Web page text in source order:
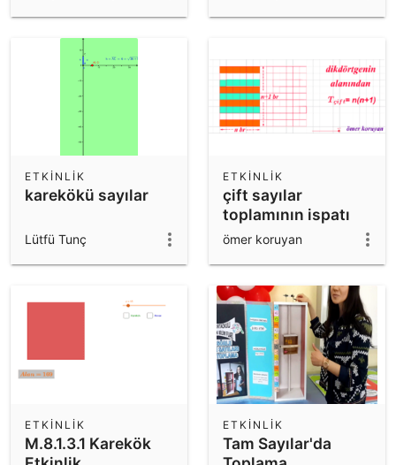
karekökü sayılar
ETKINLIK
Lütfü Tunç
çift sayılar
toplamının ispatı
ETKINLIK
ömer koruyan
M.8.1.3.1 Karekök
ETKINLIK
Tam Sayılar'da
ETKINLIK